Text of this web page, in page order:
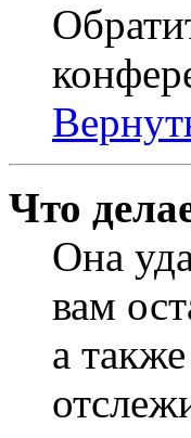
Что
Она
вам
а